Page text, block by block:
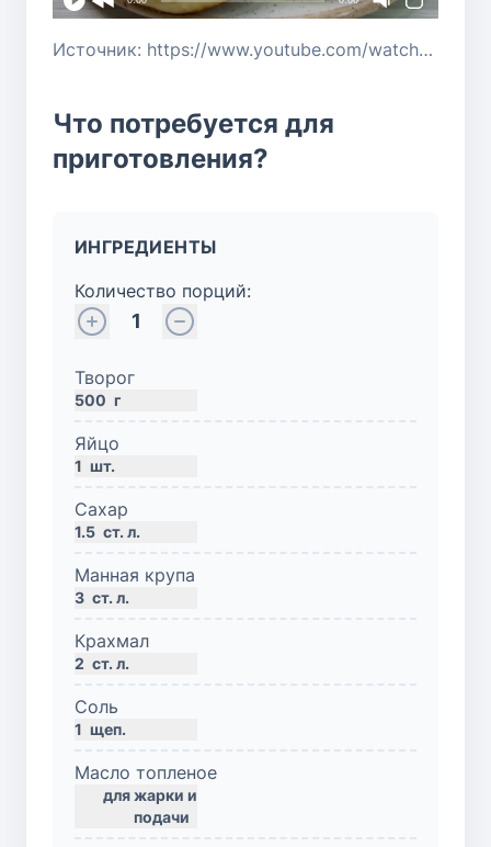
Источник: https://www.youtube.com/watch?v=qg4D7NFtTeI
Что потребуется для
приготовления?
ИНГРЕДИЕНТЫ
Количество порций:
1
Творог
500 г
Яйцо
1 шт.
Сахар
1.5 ст. л.
Манная крупа
3 ст. л.
Крахмал
2 ст. л.
Соль
1 щеп.
Масло топленое
для жарки и
подачи